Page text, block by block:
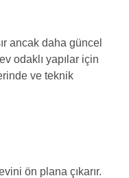
ancak daha güncel
odaklı yapılar için
ve teknik
ön plana çıkarır.